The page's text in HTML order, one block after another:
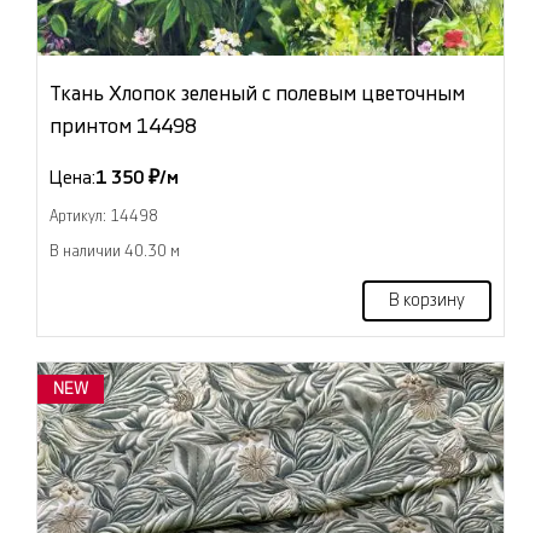
Ткань Хлопок зеленый с полевым цветочным
принтом 14498
Цена:1 350 ₽/м
Артикул: 14498
В наличии 40.30 м
В корзину
NEW